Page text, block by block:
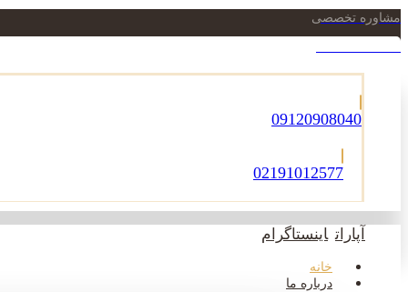
مشاوره تخصصی
09120908040
02191012577
آپارات اینستاگرام
خانه
درباره ما